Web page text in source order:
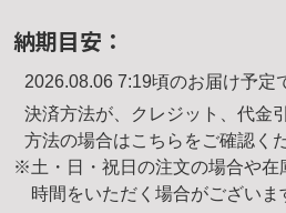
納期目安：
2026.08.06 7:19頃のお届け予定
決済方法が、クレジット、代金
方法の場合はこちら をご確認く
※土・日・祝日の注文の場合や在
時間をいただく場合がございま